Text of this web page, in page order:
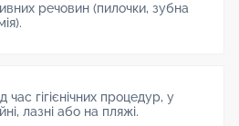
речовин (пилочки, зубна
час гігієнічних процедур, у
лазні або на пляжі.